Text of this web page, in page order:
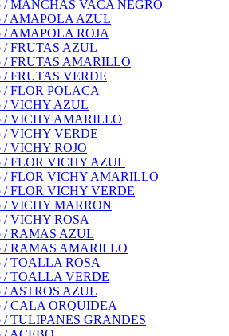
/ MANCHAS VACA NEGRO
/ AMAPOLA AZUL
/ AMAPOLA ROJA
/ FRUTAS AZUL
/ FRUTAS AMARILLO
/ FRUTAS VERDE
/ FLOR POLACA
/ VICHY AZUL
/ VICHY AMARILLO
/ VICHY VERDE
/ VICHY ROJO
/ FLOR VICHY AZUL
/ FLOR VICHY AMARILLO
/ FLOR VICHY VERDE
/ VICHY MARRON
/ VICHY ROSA
/ RAMAS AZUL
/ RAMAS AMARILLO
/ TOALLA ROSA
/ TOALLA VERDE
/ ASTROS AZUL
/ CALA ORQUIDEA
/ TULIPANES GRANDES